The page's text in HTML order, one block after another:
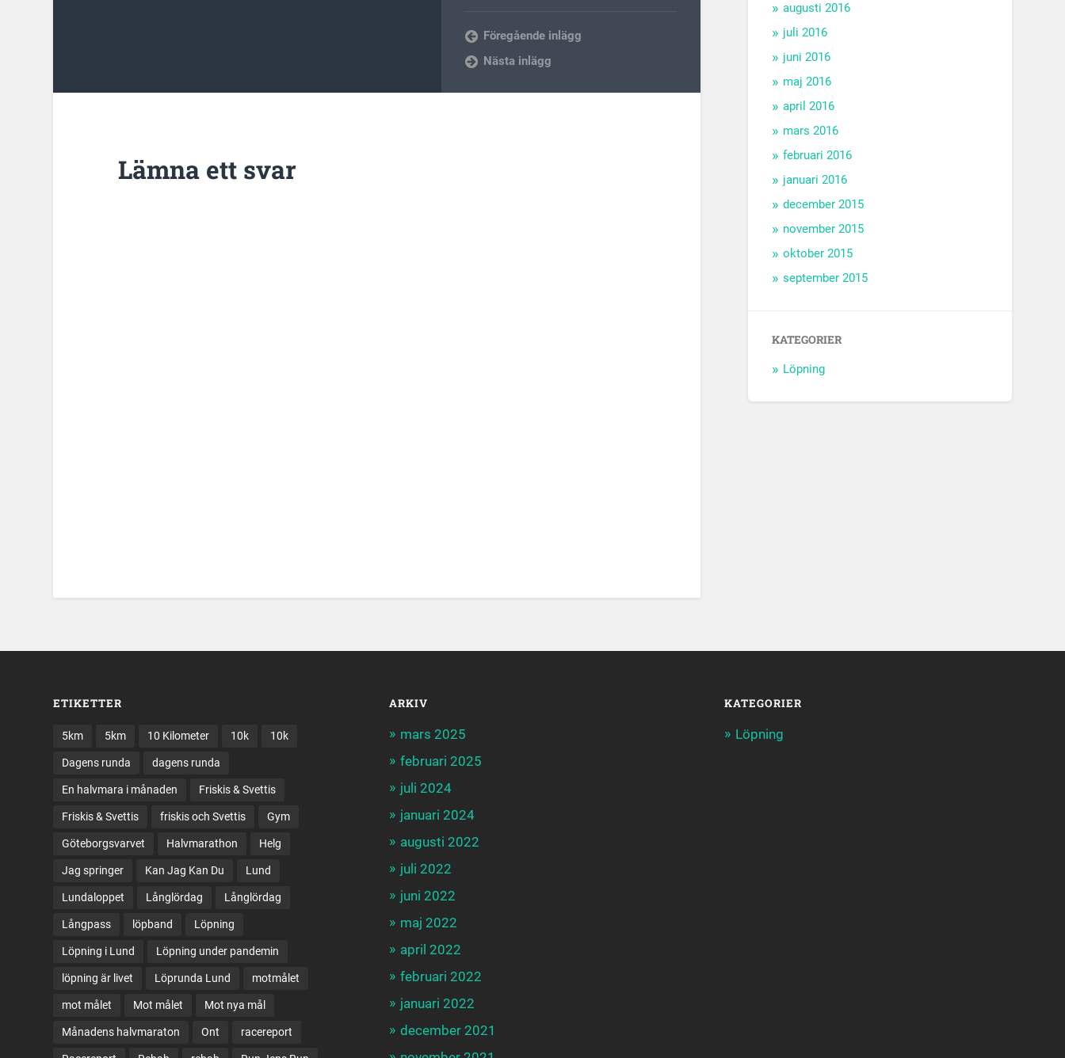
Föregående inlägg
Nästa inlägg
Lämna ett svar
augusti 2016
juli 2016
juni 2016
maj 2016
april 2016
mars 2016
februari 2016
januari 2016
december 2015
november 2015
oktober 2015
september 2015
KATEGORIER
Löpning
ETIKETTER
5km 5km 10 Kilometer 10k 10k
Dagens runda dagens runda
En halvmara i månaden Friskis & Svettis
Friskis & Svettis friskis och Svettis Gym
Göteborgsvarvet Halvmarathon Helg
Jag springer Kan Jag Kan Du Lund
Lundaloppet Långlördag Långlördag
Långpass löpband Löpning
Löpning i Lund Löpning under pandemin
löpning är livet Löprunda Lund motmålet
mot målet Mot målet Mot nya mål
Månadens halvmaraton Ont racereport
ARKIV
mars 2025
februari 2025
juli 2024
januari 2024
augusti 2022
juli 2022
juni 2022
maj 2022
april 2022
februari 2022
januari 2022
december 2021
KATEGORIER
Löpning